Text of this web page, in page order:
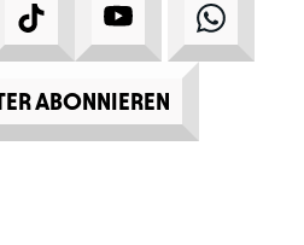
TIKTOK YOUTUBE
ABONNIEREN